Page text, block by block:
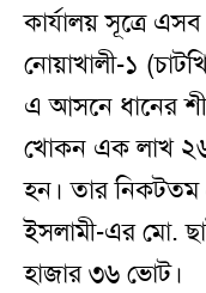
কার্যালয় সূত্রে
নোয়াখালী-১
এ আসনে ধানের শীষ
খোকন এক লাখ
হন। তার নিকটতম
ইসলামী-এর মো.
হাজার ৩৬ ভোট।